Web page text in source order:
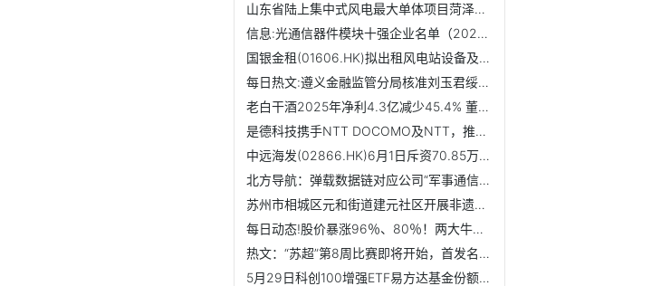
山东省陆上集中式风电最大单体项目菏泽郓城58.75万千瓦风电项...
信息:光通信器件模块十强企业名单（2026年第一季度概念股票净...
国银金租(01606.HK)拟出租风电站设备及附属设施资产|微动态
每日热文:遵义金融监管分局核准刘玉君绥阳县农村信用合作联社...
老白干酒2025年净利4.3亿减少45.4% 董事长刘彦龙薪酬60万|短讯
是德科技携手NTT DOCOMO及NTT，推进6G真实信道建模与无线仿真
中远海发(02866.HK)6月1日斥资70.85万港元回购70.4万股_短讯
北方导航：弹载数据链对应公司“军事通信”产业生态和“集群...
苏州市相城区元和街道建元社区开展非遗宋锦手工活动
每日动态!股价暴涨96％、80％！两大牛股回应被纳入英伟达供应...
热文：“苏超”第8周比赛即将开始，首发名单出炉！
5月29日科创100增强ETF易方达基金份额减少100万份，重仓股源...